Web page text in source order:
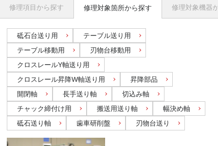
修理項目 から探す 修理対象箇所から探す 修理対象機器
砥石台送り用
テーブル送り用
テーブル移動用
刃物台移動用
クロスレールY軸送り用
クロスレール昇降W軸送り用
昇降部品
開閉軸
長手送り軸
切込み軸
チャック締付け用
搬送用送り軸
幅決め軸
砥石送り軸
歯車研削盤 刃物台送り